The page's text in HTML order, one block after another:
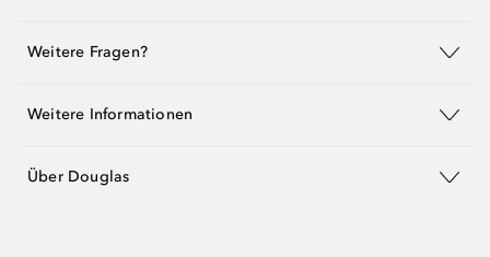
Weitere Fragen?
Weitere Informationen
Über Douglas